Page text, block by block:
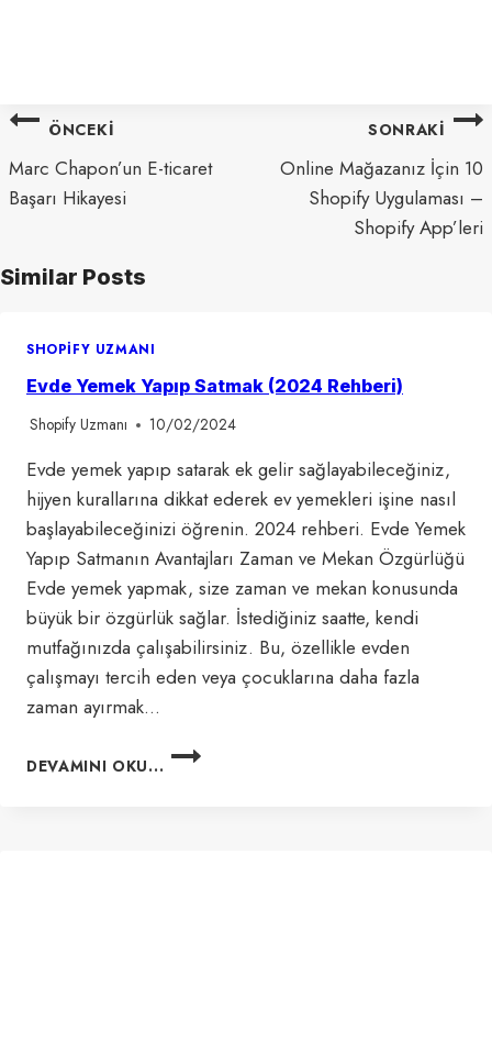
Yazı
gezinmesi
ÖNCEKI
Marc Chapon’un E-ticaret
Başarı Hikayesi
SONRAKI
Online Mağazanız İçin 10
Shopify Uygulaması –
Shopify App’leri
Similar Posts
SHOPIFY UZMANI
Evde Yemek Yapıp Satmak (2024 Rehberi)
Shopify Uzmanı
10/02/2024
Evde yemek yapıp satarak ek gelir sağlayabileceğiniz,
hijyen kurallarına dikkat ederek ev yemekleri işine nasıl
başlayabileceğinizi öğrenin. 2024 rehberi. Evde Yemek
Yapıp Satmanın Avantajları Zaman ve Mekan Özgürlüğü
Evde yemek yapmak, size zaman ve mekan konusunda
büyük bir özgürlük sağlar. İstediğiniz saatte, kendi
mutfağınızda çalışabilirsiniz. Bu, özellikle evden
çalışmayı tercih eden veya çocuklarına daha fazla
zaman ayırmak…
DEVAMINI OKU...
EVDE